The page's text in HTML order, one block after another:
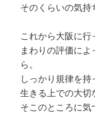
そのくらいの気持
これから大阪に行
まわりの評価に
ら。
しっかり規律を持
生きる上での大切
そこのところに気